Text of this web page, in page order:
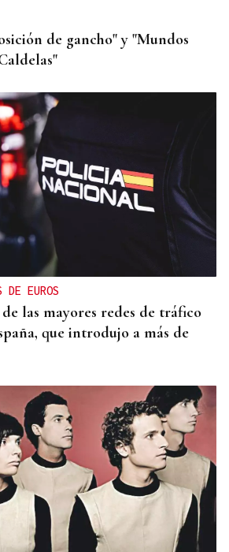
de gancho" y "Mundos
DE EUROS
las mayores redes de tráfico
que introdujo a más de